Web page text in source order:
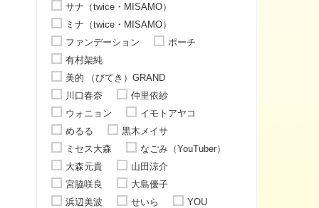
サナ（twice・MISAMO）
ミナ（twice・MISAMO）
ファンデーション
ポーチ
有村架純
美的 （びてき）GRAND
川口春奈
仲里依紗
ウォニョン
イモトアヤコ
めるる
黒木メイサ
ミセス大森
なごみ（YouTuber）
大森元貴
山田涼介
宮脇咲良
大島優子
浜辺美波
せいら YOU